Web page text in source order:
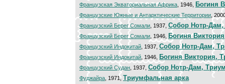
Французская Экваториальная Африка , 1946, Богиня
Французские Южные и Антарктические Территории ,
Французский Берег Сомали , 1937, Собор Нотр-
Французский Берег Сомали , 1946, Богиня
Французский Индокитай , 1937, Собор Нотр-Дам,
Французский Индокитай , 1946, Богиня Виктория,
Французский Судан , 1937, Собор Нотр-Дам,
Фуджайра , 1971, Триумфальная арка